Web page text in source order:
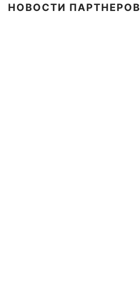
НОВОСТИ ПАРТНЕРОВ